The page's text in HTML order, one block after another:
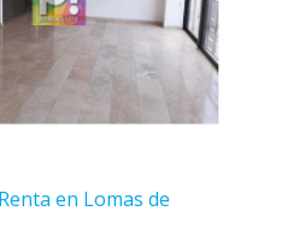
en Lomas de